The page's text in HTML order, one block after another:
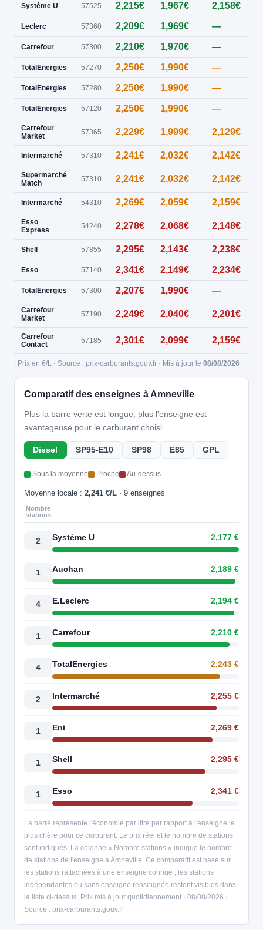
Système U 57525 2,215€ 1,967€ 2,158€
Leclerc 57360 2,209€ 1,969€ —
Carrefour 57300 2,210€ 1,970€ —
TotalEnergies 57270 2,250€ 1,990€ —
TotalEnergies 57280 2,250€ 1,990€ —
TotalEnergies 57120 2,250€ 1,990€ —
Carrefour
Market
57365 2,229€ 1,999€ 2,129€
Intermarché 57310 2,241€ 2,032€ 2,142€
Supermarché
Match
57310 2,241€ 2,032€ 2,142€
Intermarché 54310 2,269€ 2,059€ 2,159€
Esso
Express
54240 2,278€ 2,068€ 2,148€
Shell 57855 2,295€ 2,143€ 2,238€
Esso 57140 2,341€ 2,149€ 2,234€
TotalEnergies 57300 2,207€ 1,990€ —
Carrefour
Market
57190 2,249€ 2,040€ 2,201€
Carrefour
Contact
57185 2,301€ 2,099€ 2,159€
ℹ️ Prix en €/L · Source : prix-carburants.gouv.fr · Mis à jour le 08/08/2026
Comparatif des enseignes à Amneville
Plus la barre verte est longue, plus l'enseigne est
avantageuse pour le carburant choisi.
Diesel SP95-E10 SP98 E85 GPL
Sous la moyenne Proche Au-dessus
Moyenne locale : 2,241 €/L · 9 enseignes
Nombre
stations
2 Système U 2,177 €
1 Auchan 2,189 €
4 E.Leclerc 2,194 €
1 Carrefour 2,210 €
4 TotalEnergies 2,243 €
2 Intermarché 2,255 €
1 Eni 2,269 €
1 Shell 2,295 €
1 Esso 2,341 €
La barre représente l'économie par litre par rapport à l'enseigne la
plus chère pour ce carburant. Le prix réel et le nombre de stations
sont indiqués. La colonne « Nombre stations » indique le nombre
de stations de l'enseigne à Amneville. Ce comparatif est basé sur
les stations rattachées à une enseigne connue ; les stations
indépendantes ou sans enseigne renseignée restent visibles dans
la liste ci-dessus. Prix mis à jour quotidiennement · 08/08/2026 ·
Source : prix-carburants.gouv.fr